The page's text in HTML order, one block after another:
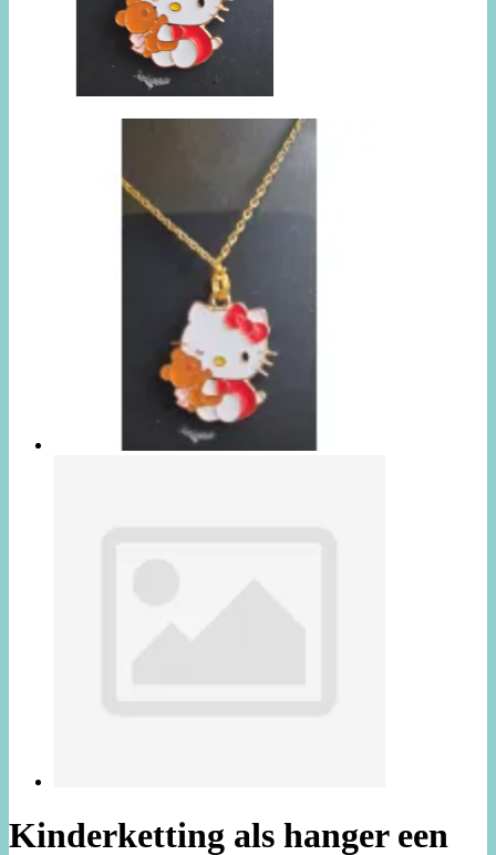
Kinderketting als hanger een